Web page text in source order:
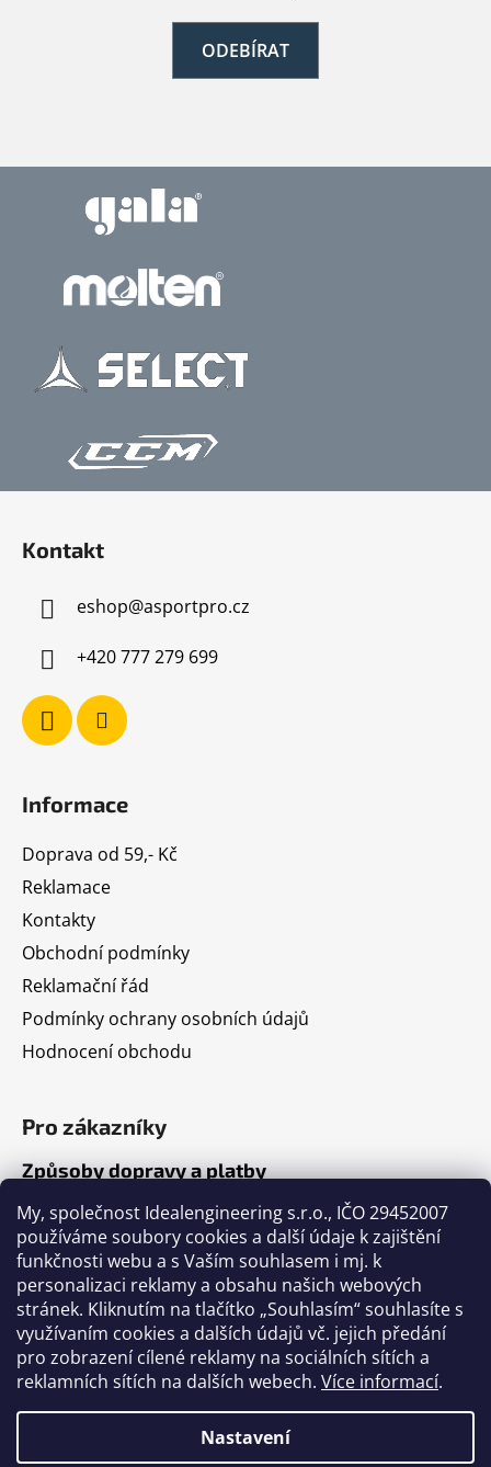
My, společnost Idealengineering s.r.o., IČO 29452007
používáme soubory cookies a další údaje k zajištění
funkčnosti webu a s Vaším souhlasem i mj. k
personalizaci reklamy a obsahu našich webových
stránek. Kliknutím na tlačítko „Souhlasím“ souhlasíte s
využívaním cookies a dalších údajů vč. jejich předání
pro zobrazení cílené reklamy na sociálních sítích a
reklamních sítích na dalších webech. Více informací.
Nastavení
ODEBÍRAT
Kontakt
eshop@asportpro.cz
+420 777 279 699
Informace
Doprava od 59,- Kč
Reklamace
Kontakty
Obchodní podmínky
Reklamační řád
Podmínky ochrany osobních údajů
Hodnocení obchodu
Pro zákazníky
Způsoby dopravy a platby
Jak nakupovat
Články
Výběr volejbalového míče
Výběr fotbalového míče
Tabulka velikostí míčů